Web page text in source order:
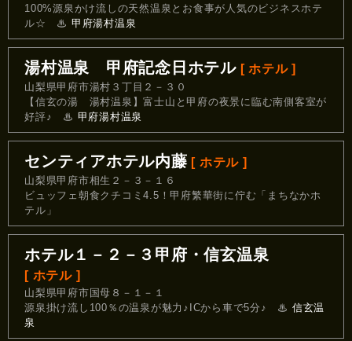
100%源泉かけ流しの天然温泉とお食事が人気のビジネスホテ
ル☆ ♨ 甲府湯村温泉
湯村温泉 甲府記念日ホテル [ ホテル ]
山梨県甲府市湯村３丁目２－３０
【信玄の湯 湯村温泉】富士山と甲府の夜景に臨む南側客室が
好評♪ ♨ 甲府湯村温泉
センティアホテル内藤 [ ホテル ]
山梨県甲府市相生２－３－１６
ビュッフェ朝食クチコミ4.5！甲府繁華街に佇む「まちなかホ
テル」
ホテル１－２－３甲府・信玄温泉
[ ホテル ]
山梨県甲府市国母８－１－１
源泉掛け流し100％の温泉が魅力♪ICから車で5分♪ ♨ 信玄温
泉